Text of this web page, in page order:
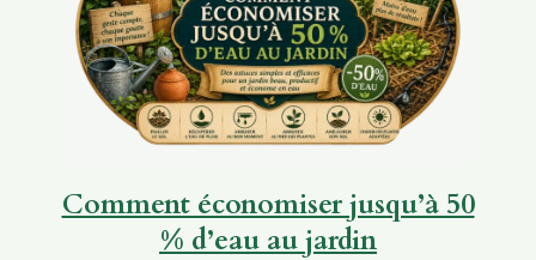
Comment économiser jusqu’à 50
% d’eau au jardin